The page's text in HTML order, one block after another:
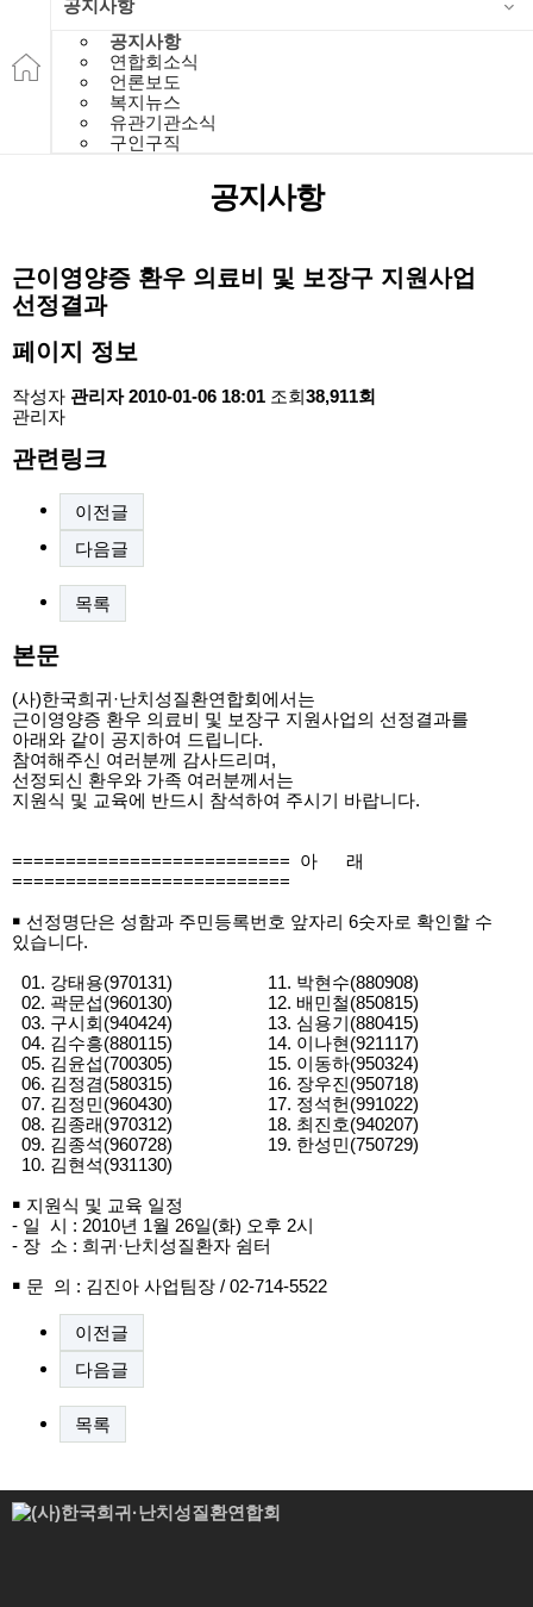
공지사항
공지사항
연합회소식
언론보도
복지뉴스
유관기관소식
구인구직
공지사항
근이영양증 환우 의료비 및 보장구 지원사업
선정결과
페이지 정보
작성자 관리자 2010-01-06 18:01 조회38,911회
관리자
관련링크
이전글
다음글
목록
본문
(사)한국희귀·난치성질환연합회에서는
근이영양증 환우 의료비 및 보장구 지원사업의 선정결과를
아래와 같이 공지하여 드립니다.
참여해주신 여러분께 감사드리며,
선정되신 환우와 가족 여러분께서는
지원식 및 교육에 반드시 참석하여 주시기 바랍니다.
========================== 아 래
==========================
￭ 선정명단은 성함과 주민등록번호 앞자리 6숫자로 확인할 수
있습니다.
01. 강태용(970131) 11. 박현수(880908)
02. 곽문섭(960130) 12. 배민철(850815)
03. 구시회(940424) 13. 심용기(880415)
04. 김수흥(880115) 14. 이나현(921117)
05. 김윤섭(700305) 15. 이동하(950324)
06. 김정겸(580315) 16. 장우진(950718)
07. 김정민(960430) 17. 정석헌(991022)
08. 김종래(970312) 18. 최진호(940207)
09. 김종석(960728) 19. 한성민(750729)
10. 김현석(931130)
￭ 지원식 및 교육 일정
- 일 시 : 2010년 1월 26일(화) 오후 2시
- 장 소 : 희귀·난치성질환자 쉼터
￭ 문 의 : 김진아 사업팀장 / 02-714-5522
이전글
다음글
목록